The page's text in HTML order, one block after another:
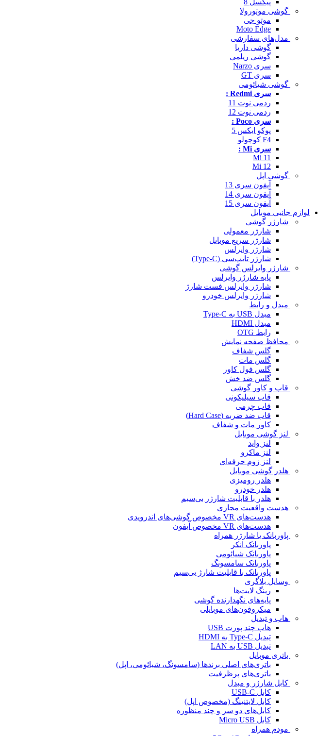
پیکسل 8
گوشی موتورولا
موتو جی
Moto Edge
مدل‌های سفارشی
گوشی داریا
گوشی ریلمی
سری Narzo
سری GT
گوشی شیائومی
سری Redmi :
ردمی نوت 11
ردمی نوت 12
سری Poco :
پوکو ایکس 5
F4 کوچولو
سری Mi :
Mi 11
Mi 12
گوشی اپل
آیفون سری 13
آیفون سری 14
آیفون سری 15
لوازم جانبی موبایل
شارژر گوشی
شارژر معمولی
شارژر سریع موبایل
شارژر وایرلس
شارژر تایپ‌سی (Type-C)
شارژر وایرلس گوشی
پایه شارژر وایرلس
شارژر وایرلس فست شارژ
شارژر وایرلس خودرو
مبدل و رابط
مبدل USB به Type-C
مبدل HDMI
رابط OTG
محافظ صفحه نمایش
گلس شفاف
گلس مات
گلس فول کاور
گلس ضد خش
قاب و کاور گوشی
قاب سیلیکونی
قاب چرمی
قاب ضد ضربه (Hard Case)
کاور مات و شفاف
لنز گوشی موبایل
لنز واید
لنز ماکرو
لنز زوم حرفه‌ای
هلدر گوشی موبایل
هلدر رومیزی
هلدر خودرو
هلدر با قابلیت شارژر بی‌سیم
هدست واقعیت مجازی
هدست‌های VR مخصوص گوشی‌های اندرویدی
هدست‌های VR مخصوص آیفون
پاوربانک یا شارژر همراه
پاوربانک انکر
پاوربانک شیائومی
پاوربانک سامسونگ
پاوربانک با قابلیت شارژ بی‌سیم
وسایل بلاگری
رینگ لایت‌ها
پایه‌های نگهدارنده گوشی
میکروفون‌های موبایلی
هاب و تبدیل
هاب چند پورت USB
تبدیل Type-C به HDMI
تبدیل USB به LAN
باتری موبایل
باتری‌های اصلی برندها (سامسونگ، شیائومی، اپل)
باتری‌های پرظرفیت
کابل شارژر و مبدل
کابل USB-C
کابل لایتنینگ (مخصوص اپل)
کابل‌های دو سر و چند منظوره
کابل Micro USB
مودم همراه